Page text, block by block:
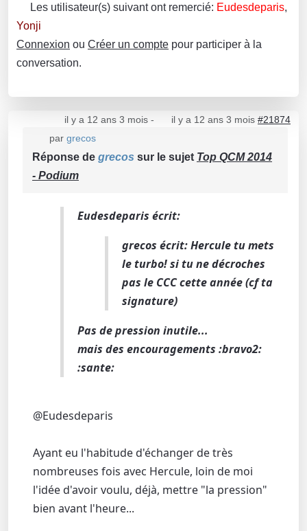
Les utilisateur(s) suivant ont remercié: Eudesdeparis,
Yonji
Connexion ou Créer un compte pour participer à la
conversation.
il y a 12 ans 3 mois- il y a 12 ans 3 mois #21874
par grecos
Réponse de grecos sur le sujet Top QCM 2014
- Podium
Eudesdeparis écrit:
grecos écrit: Hercule tu mets
le turbo! si tu ne décroches
pas le CCC cette année (cf ta
signature)
Pas de pression inutile...
mais des encouragements :bravo2:
:sante:
@Eudesdeparis
Ayant eu l'habitude d'échanger de très
nombreuses fois avec Hercule, loin de moi
l'idée d'avoir voulu, déjà, mettre "la pression"
bien avant l'heure...